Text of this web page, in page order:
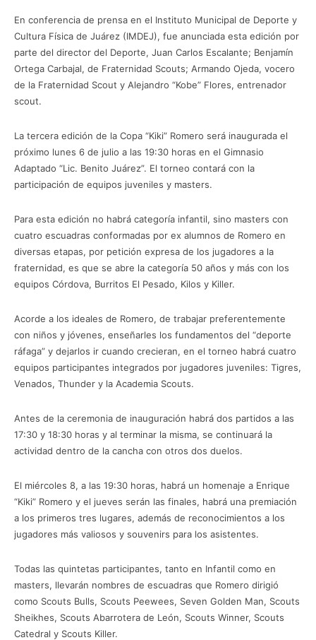
En conferencia de prensa en el Instituto Municipal de Deporte y
Cultura Física de Juárez (IMDEJ), fue anunciada esta edición por
parte del director del Deporte, Juan Carlos Escalante; Benjamín
Ortega Carbajal, de Fraternidad Scouts; Armando Ojeda, vocero
de la Fraternidad Scout y Alejandro “Kobe” Flores, entrenador
scout.
La tercera edición de la Copa “Kiki” Romero será inaugurada el
próximo lunes 6 de julio a las 19:30 horas en el Gimnasio
Adaptado “Lic. Benito Juárez”. El torneo contará con la
participación de equipos juveniles y masters.
Para esta edición no habrá categoría infantil, sino masters con
cuatro escuadras conformadas por ex alumnos de Romero en
diversas etapas, por petición expresa de los jugadores a la
fraternidad, es que se abre la categoría 50 años y más con los
equipos Córdova, Burritos El Pesado, Kilos y Killer.
Acorde a los ideales de Romero, de trabajar preferentemente
con niños y jóvenes, enseñarles los fundamentos del “deporte
ráfaga” y dejarlos ir cuando crecieran, en el torneo habrá cuatro
equipos participantes integrados por jugadores juveniles: Tigres,
Venados, Thunder y la Academia Scouts.
Antes de la ceremonia de inauguración habrá dos partidos a las
17:30 y 18:30 horas y al terminar la misma, se continuará la
actividad dentro de la cancha con otros dos duelos.
El miércoles 8, a las 19:30 horas, habrá un homenaje a Enrique
“Kiki” Romero y el jueves serán las finales, habrá una premiación
a los primeros tres lugares, además de reconocimientos a los
jugadores más valiosos y souvenirs para los asistentes.
Todas las quintetas participantes, tanto en Infantil como en
masters, llevarán nombres de escuadras que Romero dirigió
como Scouts Bulls, Scouts Peewees, Seven Golden Man, Scouts
Sheikhes, Scouts Abarrotera de León, Scouts Winner, Scouts
Catedral y Scouts Killer.